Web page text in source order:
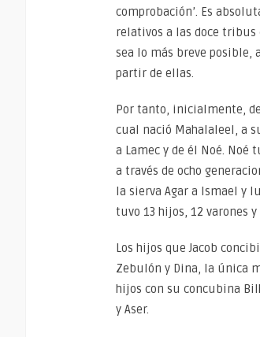
comprobación’. Es
relativos a las doce tribus
sea lo más breve posible,
partir de ellas.
Por tanto, inicialmente,
cual nació Mahalaleel, a
a Lamec y de él Noé.
a través de ocho
la sierva Agar a Ismael y
tuvo 13 hijos, 12 varones
Los hijos que Jacob
Zebulón y Dina, la única
hijos con su concubina
y Aser.